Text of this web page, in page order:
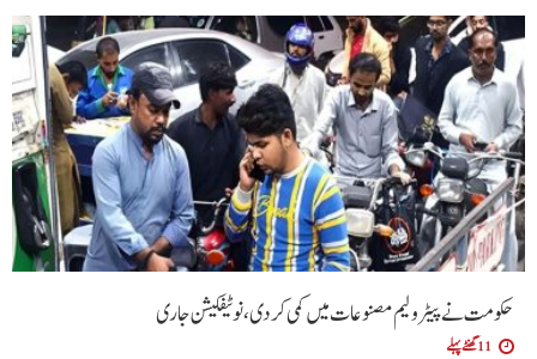
حکومت نے پیٹرولیم مصنوعات میں کمی کردی،نوٹیفکیشن جاری
11 گھنٹے پہلے